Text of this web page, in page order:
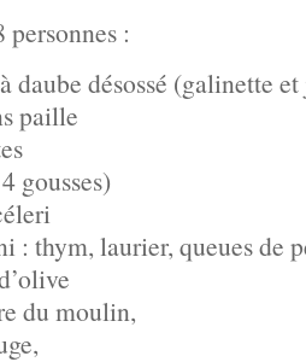
:
daube désossé (galinette
paille
gousses)
: thym, laurier, queues de
du moulin,